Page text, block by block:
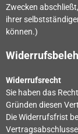
Zwecken
ihrer
können.)
Widerrufsrecht
Sie haben das
Gründen diesen
Die Widerrufsfrist